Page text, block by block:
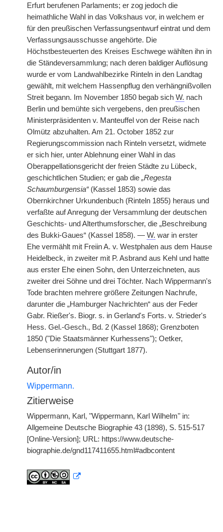
Erfurt berufenen Parlaments; er zog jedoch die
heimathliche Wahl in das Volkshaus vor, in welchem er
für den preußischen Verfassungsentwurf eintrat und dem
Verfassungsausschusse angehörte. Die
Höchstbesteuerten des Kreises Eschwege wählten ihn in
die Ständeversammlung; nach deren baldiger Auflösung
wurde er vom Landwahlbezirke Rinteln in den Landtag
gewählt, mit welchem Hassenpflug den verhängnißvollen
Streit begann. Im November 1850 begab sich W. nach
Berlin und bemühte sich vergebens, den preußischen
Ministerpräsidenten v. Manteuffel von der Reise nach
Olmütz abzuhalten. Am 21. October 1852 zur
Regierungscommission nach Rinteln versetzt, widmete
er sich hier, unter Ablehnung einer Wahl in das
Oberappellationsgericht der freien Städte zu Lübeck,
geschichtlichen Studien; er gab die „Regesta
Schaumburgensia“(Kassel 1853) sowie das
Obernkirchner Urkundenbuch (Rinteln 1855) heraus und
verfaßte auf Anregung der Versammlung der deutschen
Geschichts- und Alterthumsforscher, die „Beschreibung
des Bukki-Gaues“ (Kassel 1858). — W. war in erster
Ehe vermählt mit Freiin A. v. Westphalen aus dem Hause
Heidelbeck, in zweiter mit P. Asbrand aus Kehl und hatte
aus erster Ehe einen Sohn, den Unterzeichneten, aus
zweiter drei Söhne und drei Töchter. Nach Wippermann's
Tode brachten mehrere größere Zeitungen Nachrufe,
darunter die „Hamburger Nachrichten“ aus der Feder
Gabr. Rießer's. Biogr. s. in Gerland's Forts. v. Strieder's
Hess. Gel.-Gesch., Bd. 2 (Kassel 1868); Grenzboten
1850 ("Die Staatsmänner Kurhessens"); Oetker,
Lebenserinnerungen (Stuttgart 1877).
Autor/in
Wippermann.
Zitierweise
Wippermann, Karl, "Wippermann, Karl Wilhelm" in:
Allgemeine Deutsche Biographie 43 (1898), S. 515-517
[Online-Version]; URL: https://www.deutsche-
biographie.de/gnd117411655.html#adbcontent